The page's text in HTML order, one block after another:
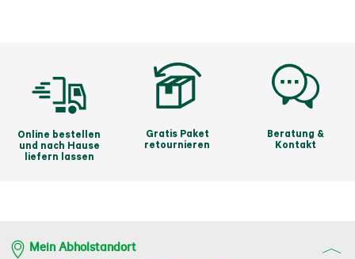
Online bestellen
und nach Hause
liefern lassen
Gratis Paket
retournieren
Beratung &
Kontakt
Mein Abholstandort